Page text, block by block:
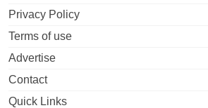
Privacy Policy
Terms of use
Advertise
Contact
Quick Links